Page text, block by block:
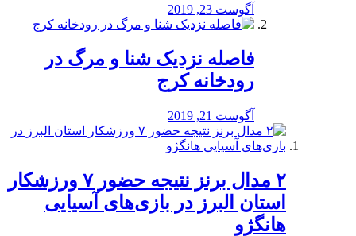
آگوست 23, 2019
️فاصله نزدیک شنا و مرگ در
رودخانه کرج
آگوست 21, 2019
۲ مدال برنز نتیجه حضور ۷ ورزشکار
استان البرز در بازی‌های آسیایی
هانگژو